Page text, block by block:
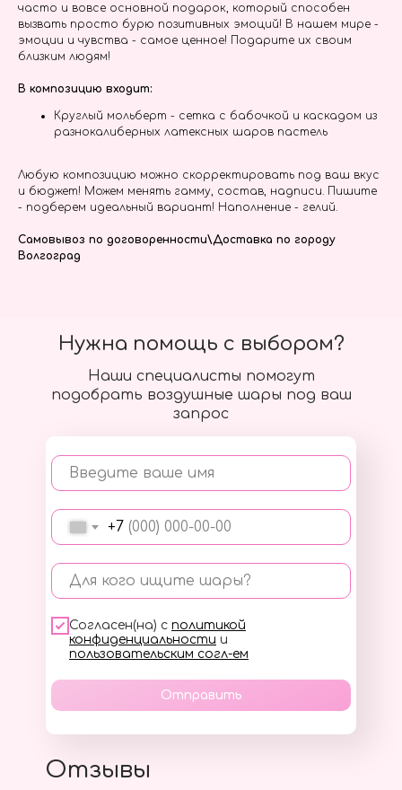
часто и вовсе основной подарок, который способен
вызвать просто бурю позитивных эмоций! В нашем мире -
эмоции и чувства - самое ценное! Подарите их своим
близким людям!
В композицию входит:
Круглый мольберт - сетка с бабочкой и каскадом из
разнокалиберных латексных шаров пастель
Любую композицию можно скорректировать под ваш вкус
и бюджет! Можем менять гамму, состав, надписи. Пишите
- подберем идеальный вариант! Наполнение - гелий.
Самовывоз по договоренности\Доставка по городу
Волгоград
Наши специалисты помогут
подобрать воздушные шары под ваш
запрос
Введите ваше имя
+7
Для кого ищите шары?
Согласен(на) с политикой
конфиденциальности и
пользовательским согл-ем
Отправить
Нужна помощь с выбором?
Отзывы